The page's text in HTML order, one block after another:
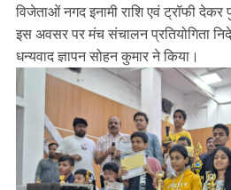
विजेताओं नगद इनामी राशि एवं ट्रॉफी देकर
इस अवसर पर मंच संचालन प्रतियोगिता
धन्यवाद ज्ञापन सोहन कुमार ने किया।